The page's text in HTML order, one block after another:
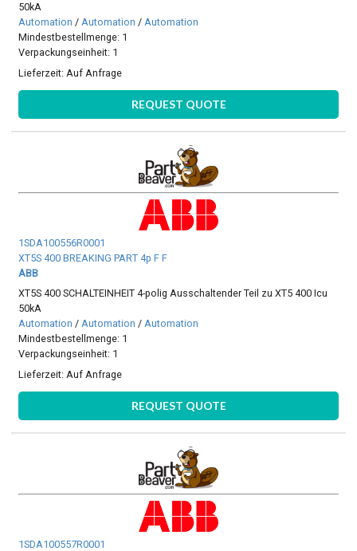
50kA
Automation /Automation /Automation
Mindestbestellmenge: 1
Verpackungseinheit: 1
Lieferzeit: Auf Anfrage
REQUEST QUOTE
1SDA100556R0001
XT5S 400 BREAKING PART 4p F F
ABB
XT5S 400 SCHALTEINHEIT 4-polig Ausschaltender Teil zu XT5 400 Icu
50kA
Automation /Automation /Automation
Mindestbestellmenge: 1
Verpackungseinheit: 1
Lieferzeit: Auf Anfrage
REQUEST QUOTE
1SDA100557R0001